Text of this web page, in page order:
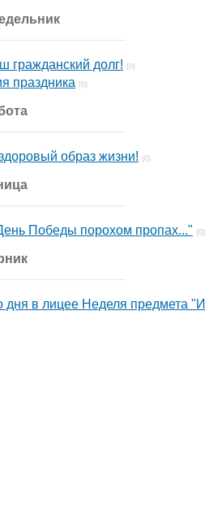
гражданский долг! (0)
праздника (0)
образ жизни! (0)
Победы порохом пропах..." (0)
дня в лицее Неделя предмета